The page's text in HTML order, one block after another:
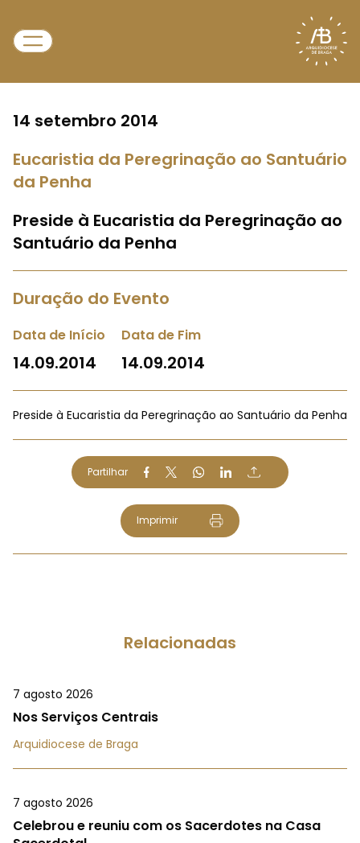
14 setembro 2014
Eucaristia da Peregrinação ao Santuário
da Penha
Preside à Eucaristia da Peregrinação ao
Santuário da Penha
Duração do Evento
Data de Início
14.09.2014
Data de Fim
14.09.2014
Preside à Eucaristia da Peregrinação ao Santuário da Penha
Partilhar
Imprimir
Relacionadas
7 agosto 2026
Nos Serviços Centrais
Arquidiocese de Braga
7 agosto 2026
Celebrou e reuniu com os Sacerdotes na Casa